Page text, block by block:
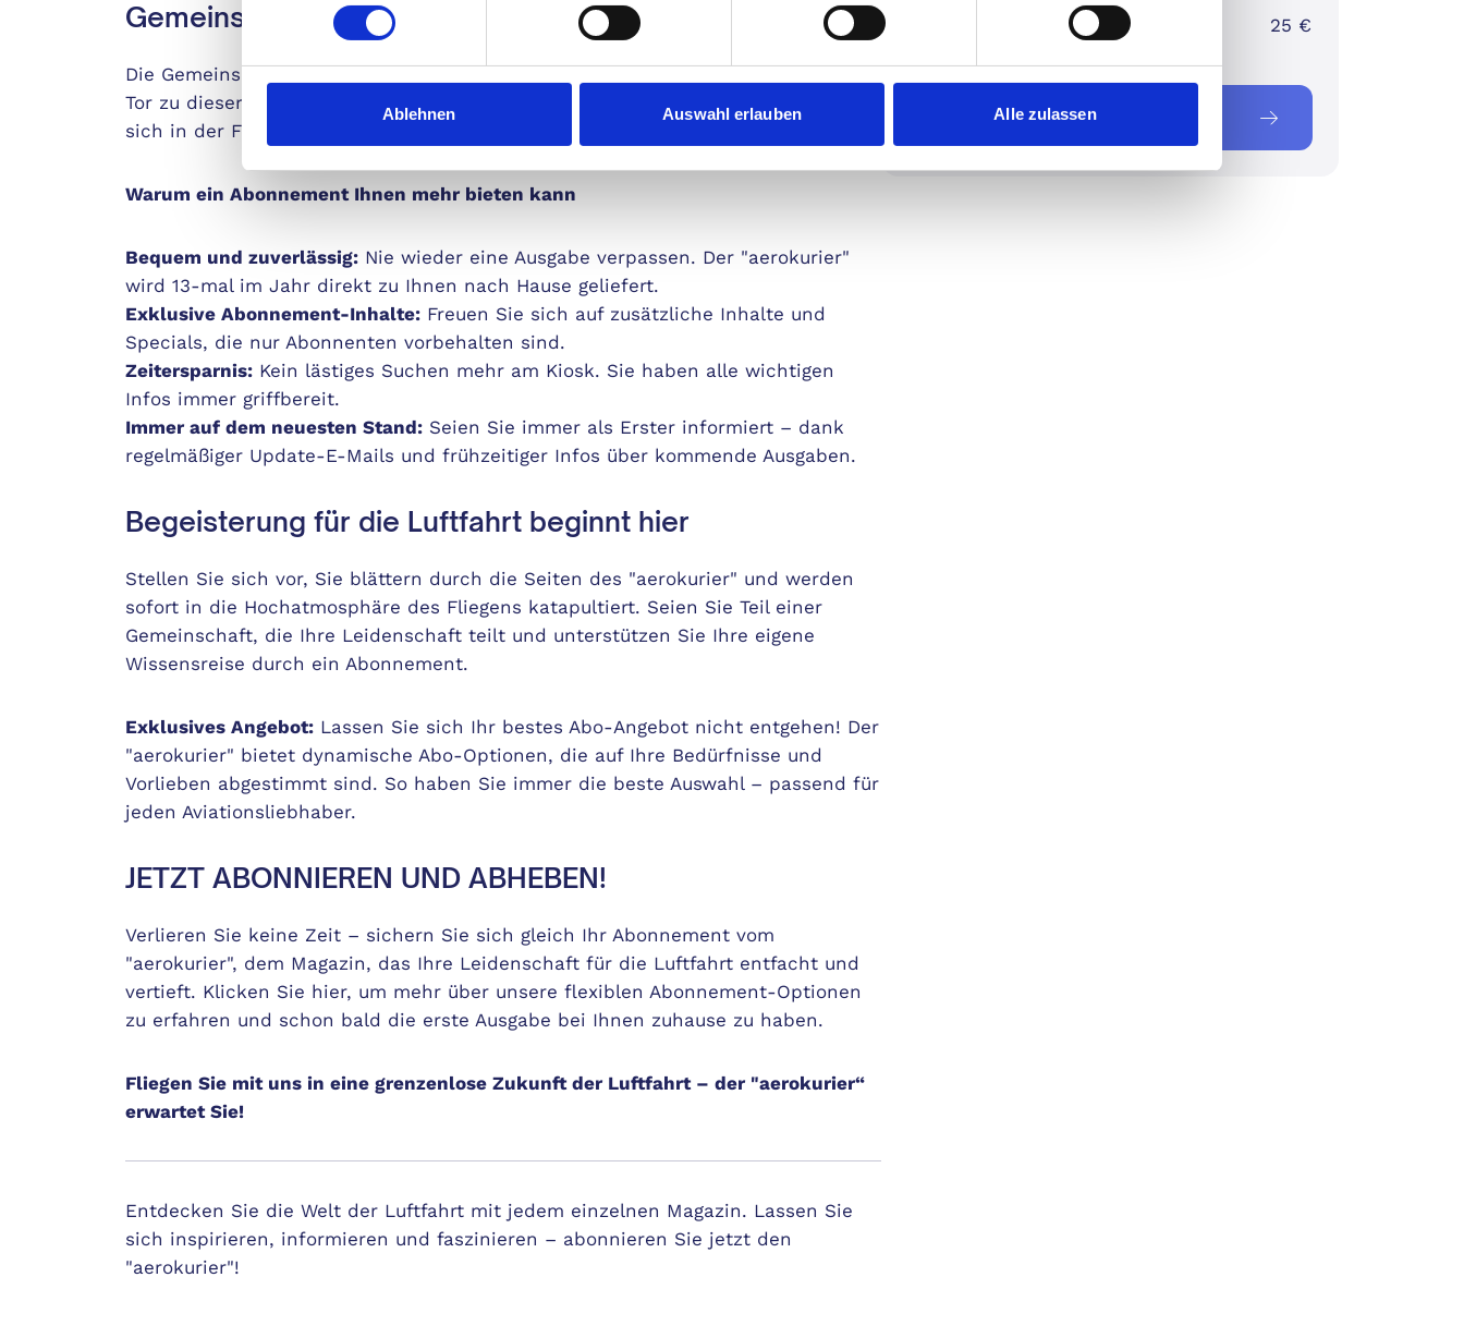
Ablehnen Auswahl erlauben Alle zulassen
Gemeinsame Leidenschaft für das Fliegen teilen
Die Gemeinschaft der Flieger ist einzigartig – und das "aerokurier" Magazin ist Ihr
Tor zu dieser Welt. Profitieren Sie von der Expertise Ihrer Kollegen, tauschen Sie
sich in der Fliegergemeinschaft aus und erweitern Sie Ihr Wissen.
Warum ein Abonnement Ihnen mehr bieten kann
Bequem und zuverlässig:Nie wieder eine Ausgabe verpassen. Der "aerokurier"
wird 13-mal im Jahr direkt zu Ihnen nach Hause geliefert.
Exklusive Abonnement-Inhalte:Freuen Sie sich auf zusätzliche Inhalte und
Specials, die nur Abonnenten vorbehalten sind.
Zeitersparnis:Kein lästiges Suchen mehr am Kiosk. Sie haben alle wichtigen
Infos immer griffbereit.
Immer auf dem neuesten Stand:Seien Sie immer als Erster informiert – dank
regelmäßiger Update-E-Mails und frühzeitiger Infos über kommende Ausgaben.
Begeisterung für die Luftfahrt beginnt hier
Stellen Sie sich vor, Sie blättern durch die Seiten des "aerokurier" und werden
sofort in die Hochatmosphäre des Fliegens katapultiert. Seien Sie Teil einer
Gemeinschaft, die Ihre Leidenschaft teilt und unterstützen Sie Ihre eigene
Wissensreise durch ein Abonnement.
Exklusives Angebot:Lassen Sie sich Ihr bestes Abo-Angebot nicht entgehen! Der
"aerokurier" bietet dynamische Abo-Optionen, die auf Ihre Bedürfnisse und
Vorlieben abgestimmt sind. So haben Sie immer die beste Auswahl – passend für
jeden Aviationsliebhaber.
JETZT ABONNIEREN UND ABHEBEN!
Verlieren Sie keine Zeit – sichern Sie sich gleich Ihr Abonnement vom
"aerokurier", dem Magazin, das Ihre Leidenschaft für die Luftfahrt entfacht und
vertieft. Klicken Sie hier, um mehr über unsere flexiblen Abonnement-Optionen
zu erfahren und schon bald die erste Ausgabe bei Ihnen zuhause zu haben.
Fliegen Sie mit uns in eine grenzenlose Zukunft der Luftfahrt – der "aerokurier“
erwartet Sie!
Entdecken Sie die Welt der Luftfahrt mit jedem einzelnen Magazin. Lassen Sie
sich inspirieren, informieren und faszinieren – abonnieren Sie jetzt den
"aerokurier"!
Prämie (BestChoice-
25 €
Jetzt zuschlagen